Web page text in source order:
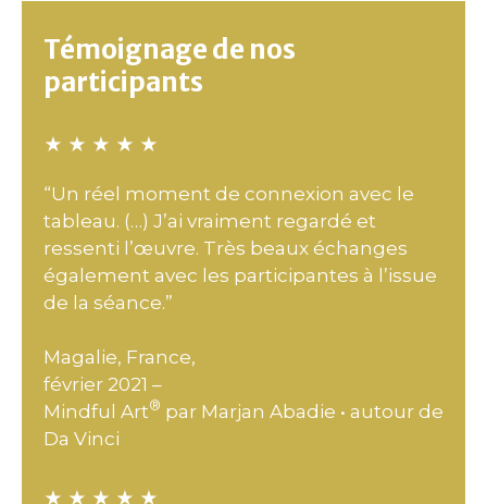
Témoignage de nos
participants
★ ★ ★ ★ ★
“Un réel moment de connexion avec le
tableau. (…) J’ai vraiment regardé et
ressenti l’œuvre. Très beaux échanges
également avec les participantes à l’issue
de la séance.”
Magalie, France,
février 2021 –
Mindful Art® par Marjan Abadie • autour de
Da Vinci
★ ★ ★ ★ ★